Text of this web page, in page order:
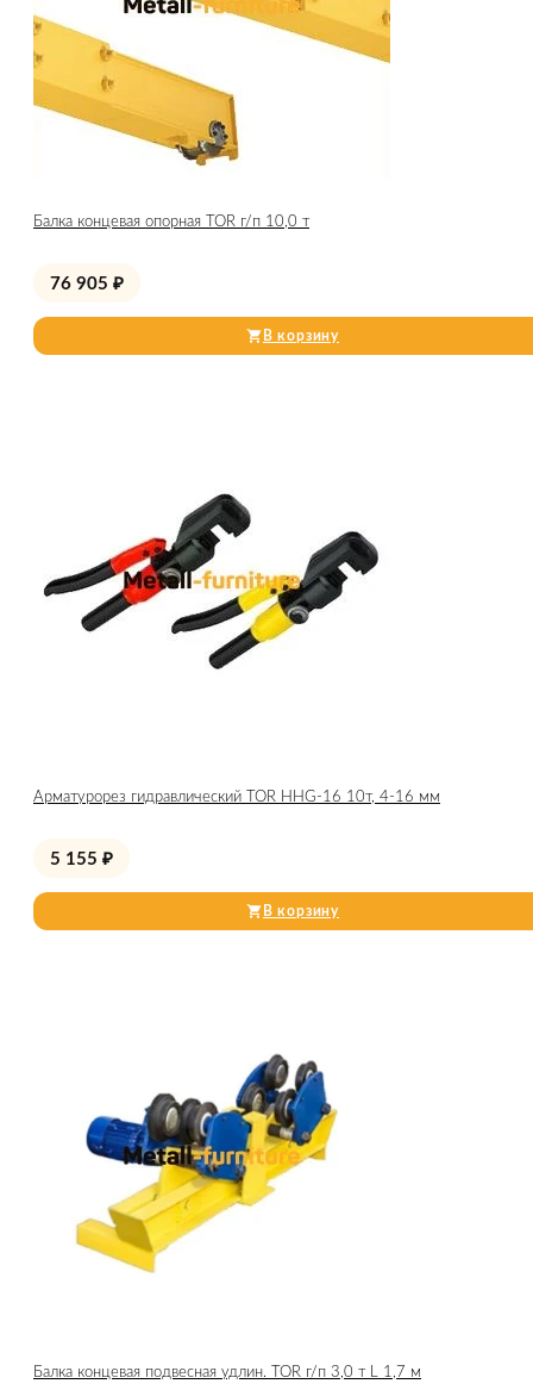
Балка концевая опорная TOR г/п 10,0 т
76 905 ₽
В корзину
Арматурорез гидравлический TOR HHG-16 10т, 4-16 мм
5 155 ₽
В корзину
Балка концевая подвесная удлин. TOR г/п 3,0 т L 1,7 м